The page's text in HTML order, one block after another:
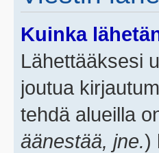
Kuinka
Lähettääksesi
joutua
tehdä alueilla
äänestää, jne.)